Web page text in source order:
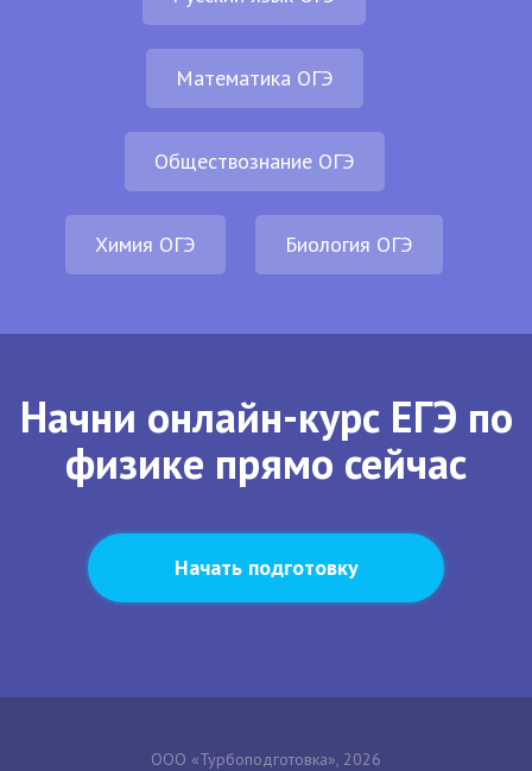
Математика ОГЭ
Обществознание ОГЭ
Химия ОГЭ Биология ОГЭ
Начни онлайн-курс ЕГЭ по
физике прямо сейчас
Начать подготовку
ООО «Турбоподготовка», 2026